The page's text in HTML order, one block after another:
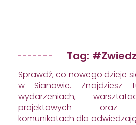
Tag:
Sprawdź, co nowego dzieje
w Sianowie.
wydarzeniach,
projektowych oraz
komunikatach dla